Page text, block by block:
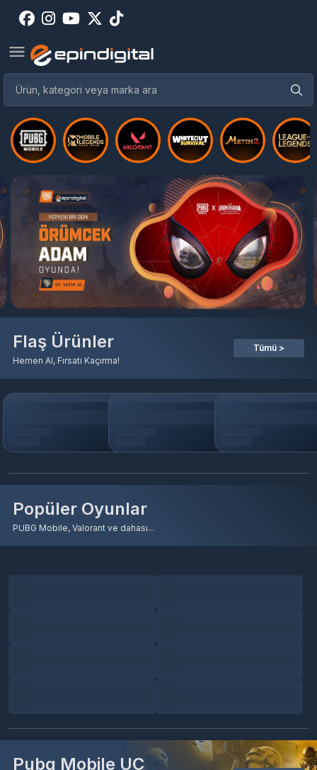
Flaş Ürünler
Hemen Al, Fırsatı Kaçırma!
Tümü >
Popüler Oyunlar
PUBG Mobile, Valorant ve dahası...
Pubg Mobile UC